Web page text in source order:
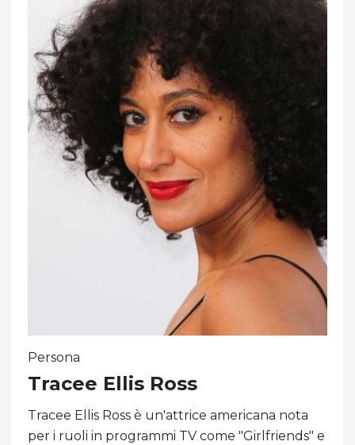
Persona
Tracee Ellis Ross
Tracee Ellis Ross è un'attrice americana nota
per i ruoli in programmi TV come "Girlfriends" e